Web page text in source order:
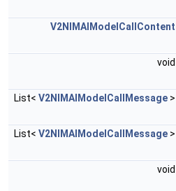
V2NIMAIModelCallContent
void
List< V2NIMAIModelCallMessage >
List< V2NIMAIModelCallMessage >
void